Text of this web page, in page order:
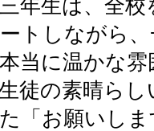
年生は、全
トしながら
当に温かな
徒の素晴ら
「お願いし